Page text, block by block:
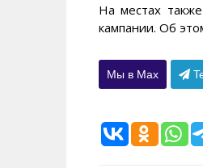
На местах
кампании. Об
Мы в Max